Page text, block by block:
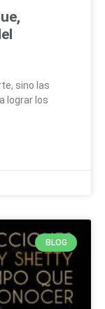
sino las
lograr los
BLOG